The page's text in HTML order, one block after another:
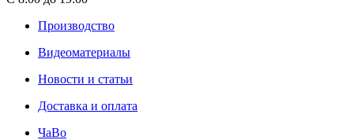
Производство
Видеоматериалы
Новости и статьи
Доставка и оплата
ЧаВо